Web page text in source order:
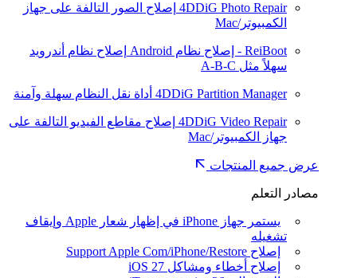
4DDiG Photo Repair إصلاح الصور التالفة على جهاز
الكمبيوتر/Mac
ReiBoot - إصلاح نظام Android
إصلاح نظام أندرويد
سهلاً مثل A-B-C
4DDiG Partition Manager أداة نقل النظام سهلة وآمنة
4DDiG Video Repair إصلاح مقاطع الفيديو التالفة على
جهاز الكمبيوتر/Mac
عرض جميع المنتجات
مصادر التعلم
يستمر جهاز iPhone في إظهار شعار Apple وإيقاف
تشغيله
إصلاح Support Apple Com/iPhone/Restore
إصلاح أخطاء ومشاكل iOS 27